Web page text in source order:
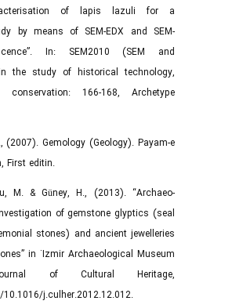
of lapis lazuli for a
by means of SEM-EDX and SEM-
In: SEM2010 (SEM and
in the study of historical technology,
conservation: 166-168, Archetype
(2007). Gemology (Geology). Payam-e
First editin.
M. & Güney, H., (2013). “Archaeo-
of gemstone glyptics (seal
stones) and ancient jewelleries
in ˙Izmir Archaeological Museum
of Cultural Heritage,
10.1016/j.culher.2012.12.012.